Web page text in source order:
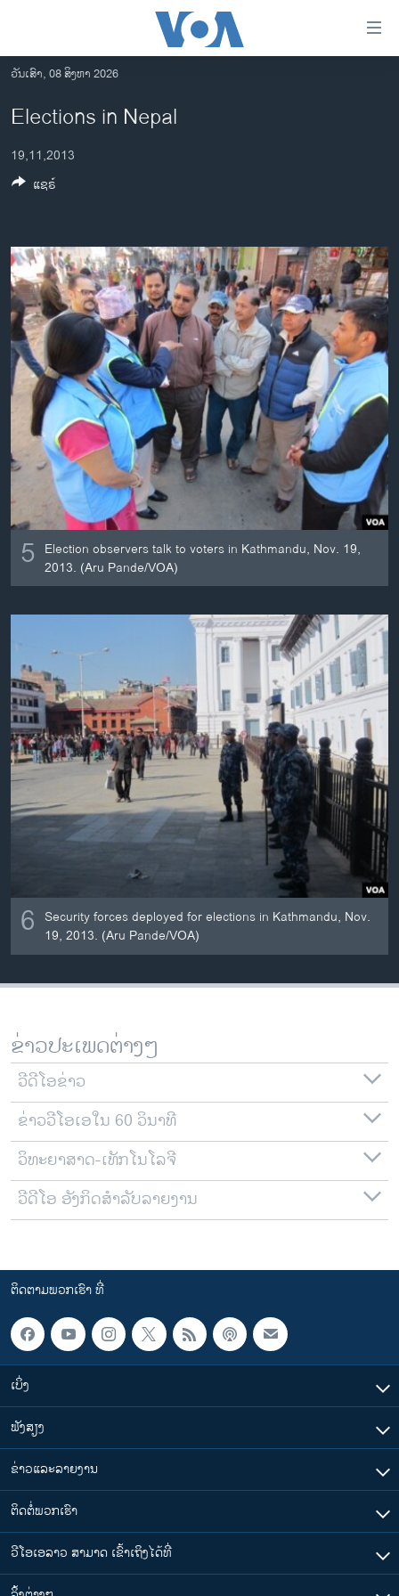
ເຂົ້າ
ຫາ
ຂ້າມ
ຂ້າມ
ຂ້າມ
ໄປ
ຄົ້ນ
ລາວ
ອາເມຣິກາ
ການເລືອກຕັ້ງ ປະທານາທີບໍດີ ສະຫະລັດ 2024
ໂລກ
ເອເຊຍ
ອິດສະຫຼະພາບດ້ານການຂ່າວ
ຊີວິດຊາວລາວ
ຊຸມຊົນຊາວລາວ
ວິທະຍາສາດ-ເທັກໂນໂລຈີ
ທຸລະກິດ
ພາສາອັງກິດ
ວີດີໂອ
ສຽງ
ລາຍການກະຈາຍສຽງ
ຕິດຕາມພວກເຮົາ ທີ່
ພາສາຕ່າງໆ
ວັນເສົາ, 08 ສິງຫາ 2026
Elections in Nepal
19,11,2013
5 Election observers talk to voters in Kathmandu, Nov. 19,
2013. (Aru Pande/VOA)
6 Security forces deployed for elections in Kathmandu, Nov.
19, 2013. (Aru Pande/VOA)
ແຊຣ໌
ຂ່າວປະເພດຕ່າງໆ
ວີດີໂອຂ່າວ
ຂ່າວວີໂອເອໃນ 60 ວິນາທີ
ວິທະຍາສາດ-ເທັກໂນໂລຈີ
ວີດີໂອ ອັງກິດສຳລັບລາຍງານ
ຕິດຕາມພວກເຮົາ ທີ່
ເບິ່ງ
ຟັງສຽງ
ຂ່າວແລະລາຍງານ
ຕິດຕໍ່ພວກເຮົາ
ວີໂອເອລາວ ສາມາດ ເຂົ້າເຖິງໄດ້ທີ່